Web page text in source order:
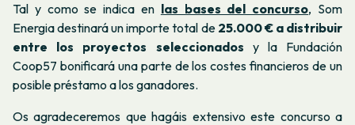
Tal y como se indica en las bases del concurso, Som
Energia destinará un importe total de 25.000 € a distribuir
entre los proyectos seleccionados y la Fundación
Coop57 bonificará una parte de los costes financieros de un
posible préstamo a los ganadores.
Os agradeceremos que hagáis extensivo este concurso a